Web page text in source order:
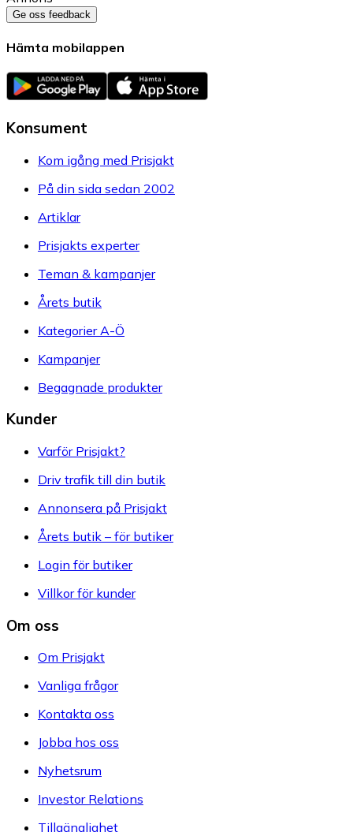
Ge oss feedback
Hämta mobilappen
Konsument
Kom igång med Prisjakt
På din sida sedan 2002
Artiklar
Prisjakts experter
Teman & kampanjer
Årets butik
Kategorier A-Ö
Kampanjer
Begagnade produkter
Kunder
Varför Prisjakt?
Driv trafik till din butik
Annonsera på Prisjakt
Årets butik – för butiker
Login för butiker
Villkor för kunder
Om oss
Om Prisjakt
Vanliga frågor
Kontakta oss
Jobba hos oss
Nyhetsrum
Investor Relations
Tillgänglighet